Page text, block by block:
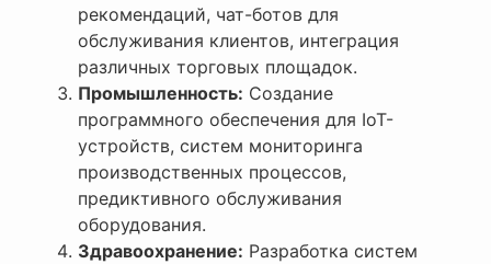
рекомендаций, чат-ботов для
обслуживания клиентов, интеграция
различных торговых площадок.
Промышленность: Создание
программного обеспечения для IoT-
устройств, систем мониторинга
производственных процессов,
предиктивного обслуживания
оборудования.
Здравоохранение: Разработка систем